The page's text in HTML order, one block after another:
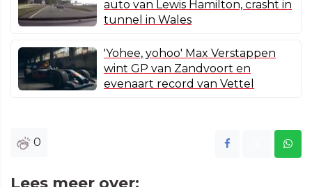
auto van Lewis Hamilton, crasht in
tunnel in Wales
'Yohee, yohoo' Max Verstappen
wint GP van Zandvoort en
evenaart record van Vettel
0